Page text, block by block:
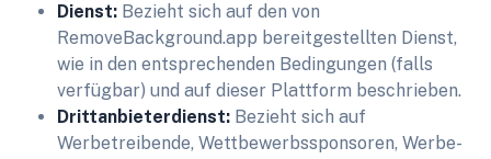
Dienst: Bezieht sich auf den von
RemoveBackground.app bereitgestellten Dienst,
wie in den entsprechenden Bedingungen (falls
verfügbar) und auf dieser Plattform beschrieben.
Drittanbieterdienst: Bezieht sich auf
Werbetreibende, Wettbewerbssponsoren, Werbe-